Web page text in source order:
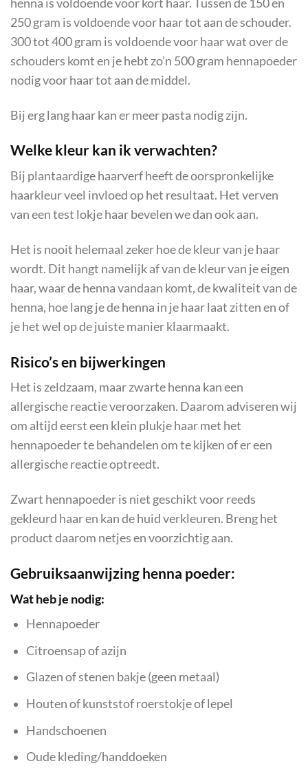
250 gram is voldoende voor haar tot aan de schouder.
300 tot 400 gram is voldoende voor haar wat over de
schouders komt en je hebt zo’n 500 gram hennapoeder
nodig voor haar tot aan de middel.
Bij erg lang haar kan er meer pasta nodig zijn.
Welke kleur kan ik verwachten?
Bij plantaardige haarverf heeft de oorspronkelijke
haarkleur veel invloed op het resultaat. Het verven
van een test lokje haar bevelen we dan ook aan.
Het is nooit helemaal zeker hoe de kleur van je haar
wordt. Dit hangt namelijk af van de kleur van je eigen
haar, waar de henna vandaan komt, de kwaliteit van de
henna, hoe lang je de henna in je haar laat zitten en of
je het wel op de juiste manier klaarmaakt.
Risico’s en bijwerkingen
Het is zeldzaam, maar zwarte henna kan een
allergische reactie veroorzaken. Daarom adviseren wij
om altijd eerst een klein plukje haar met het
hennapoeder te behandelen om te kijken of er een
allergische reactie optreedt.
Zwart hennapoeder is niet geschikt voor reeds
gekleurd haar en kan de huid verkleuren. Breng het
product daarom netjes en voorzichtig aan.
Gebruiksaanwijzing henna poeder:
Wat heb je nodig:
Hennapoeder
Citroensap of azijn
Glazen of stenen bakje (geen metaal)
Houten of kunststof roerstokje of lepel
Handschoenen
Oude kleding/handdoeken